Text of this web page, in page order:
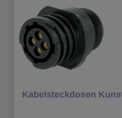
Kabelsteckdosen